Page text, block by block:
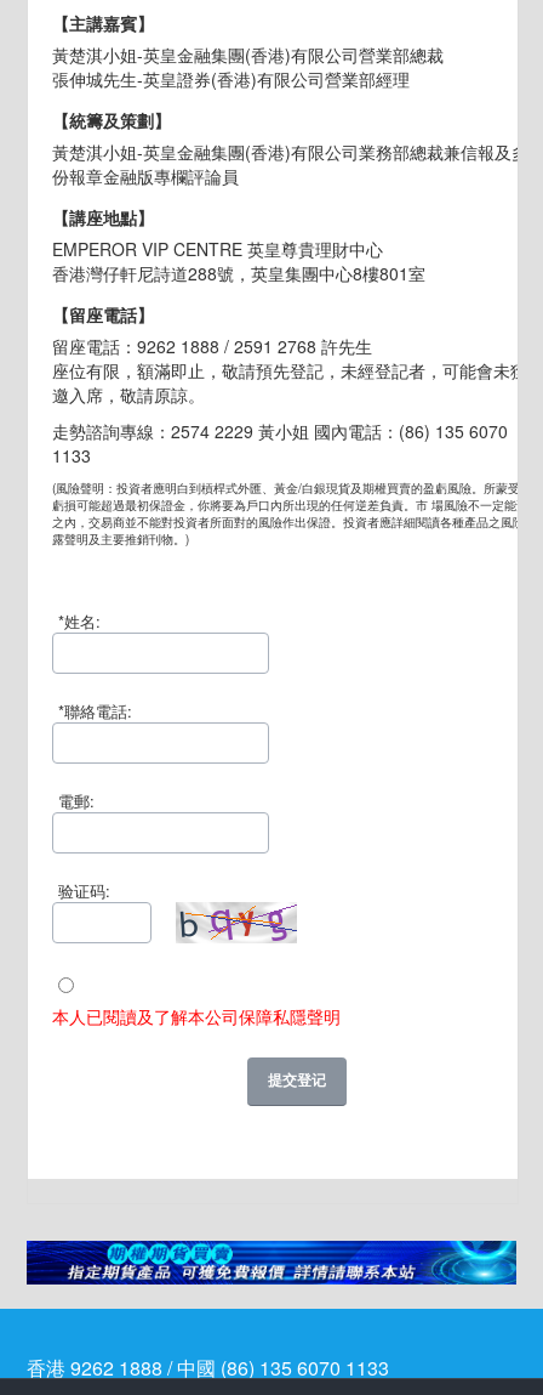
【主講嘉賓】
黃楚淇小姐-英皇金融集團(香港)有限公司營業部總裁
張伸城先生-英皇證券(香港)有限公司營業部經理
【統籌及策劃】
黃楚淇小姐-英皇金融集團(香港)有限公司業務部總裁兼信報及多
份報章金融版專欄評論員
【講座地點】
EMPEROR VIP CENTRE 英皇尊貴理財中心
香港灣仔軒尼詩道288號，英皇集團中心8樓801室
【留座電話】
留座電話：9262 1888 / 2591 2768許先生
座位有限，額滿即止，敬請預先登記，未經登記者，可能會未獲
邀入席，敬請原諒。
走勢諮詢專線：2574 2229 黃小姐 國內電話：(86) 135 6070
1133
(風險聲明：投資者應明白到槓桿式外匯、黃金/白銀現貨及期權買賣的盈虧風險。所蒙受的
虧損可能超過最初保證金，你將要為戶口內所出現的任何逆差負責。市 場風險不一定能預計
之內，交易商並不能對投資者所面對的風險作出保證。投資者應詳細閱讀各種產品之風險披
露聲明及主要推銷刊物。)
*姓名:
*聯絡電話:
電郵:
验证码:
本人已閱讀及了解本公司保障私隱聲明
香港 9262 1888 / 中國 (86) 135 6070 1133